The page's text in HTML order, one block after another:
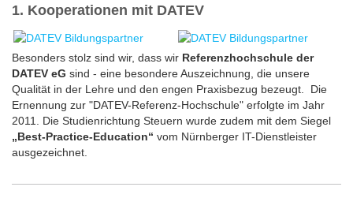
1. Kooperationen mit DATEV
Besonders stolz sind wir, dass wir Referenzhochschule der
DATEV eG sind - eine besondere Auszeichnung, die unsere
Qualität in der Lehre und den engen Praxisbezug bezeugt. Die
Ernennung zur "DATEV-Referenz-Hochschule" erfolgte im Jahr
2011. Die Studienrichtung Steuern wurde zudem mit dem Siegel
„Best-Practice-Education“ vom Nürnberger IT-Dienstleister
ausgezeichnet.